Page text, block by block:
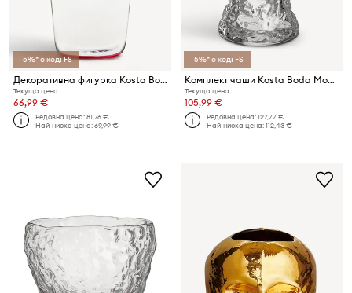
-5%* с код: FS
Декоративна фигурка Kosta Boda Poppy 12,4 cm
Текуща цена:
66,99 €
Редовна цена:81,76 €
Най-ниска цена:69,99 €
-5%* с код: FS
Комплект чаши Kosta Boda Moss 420 ml (2 броя)
Текуща цена:
105,99 €
Редовна цена:127,77 €
Най-ниска цена:112,43 €